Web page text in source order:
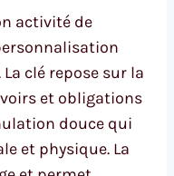
activité de
clé repose sur la
et obligations
douce qui
et physique. La